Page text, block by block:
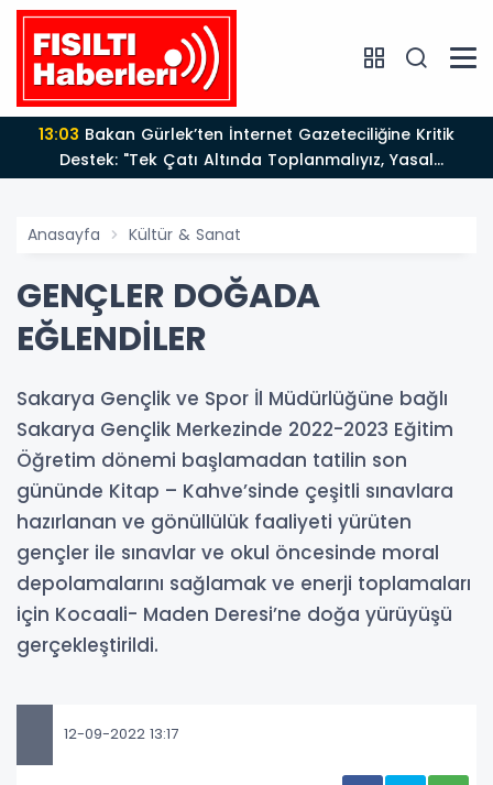
13:03
Destek: "Tek Çatı Altında Toplanmalıyız, Yasal
Düzenlemeye Hazırız"
Anasayfa Kültür & Sanat
GENÇLER DOĞADA
EĞLENDİLER
Sakarya Gençlik ve Spor İl Müdürlüğüne bağlı
Sakarya Gençlik Merkezinde 2022-2023 Eğitim
Öğretim dönemi başlamadan tatilin son
gününde Kitap – Kahve’sinde çeşitli sınavlara
hazırlanan ve gönüllülük faaliyeti yürüten
gençler ile sınavlar ve okul öncesinde moral
depolamalarını sağlamak ve enerji toplamaları
için Kocaali- Maden Deresi’ne doğa yürüyüşü
gerçekleştirildi.
12-09-2022 13:17